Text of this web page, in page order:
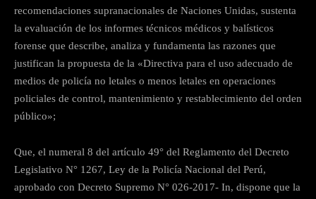
recomendaciones supranacionales de Naciones Unidas, sustenta
la evaluación de los informes técnicos médicos y balísticos
forense que describe, analiza y fundamenta las razones que
justifican la propuesta de la «Directiva para el uso adecuado de
medios de policía no letales o menos letales en operaciones
policiales de control, mantenimiento y restablecimiento del orden
público»;
Que, el numeral 8 del artículo 49° del Reglamento del Decreto
Legislativo N° 1267, Ley de la Policía Nacional del Perú,
aprobado con Decreto Supremo N° 026-2017- In, dispone que la